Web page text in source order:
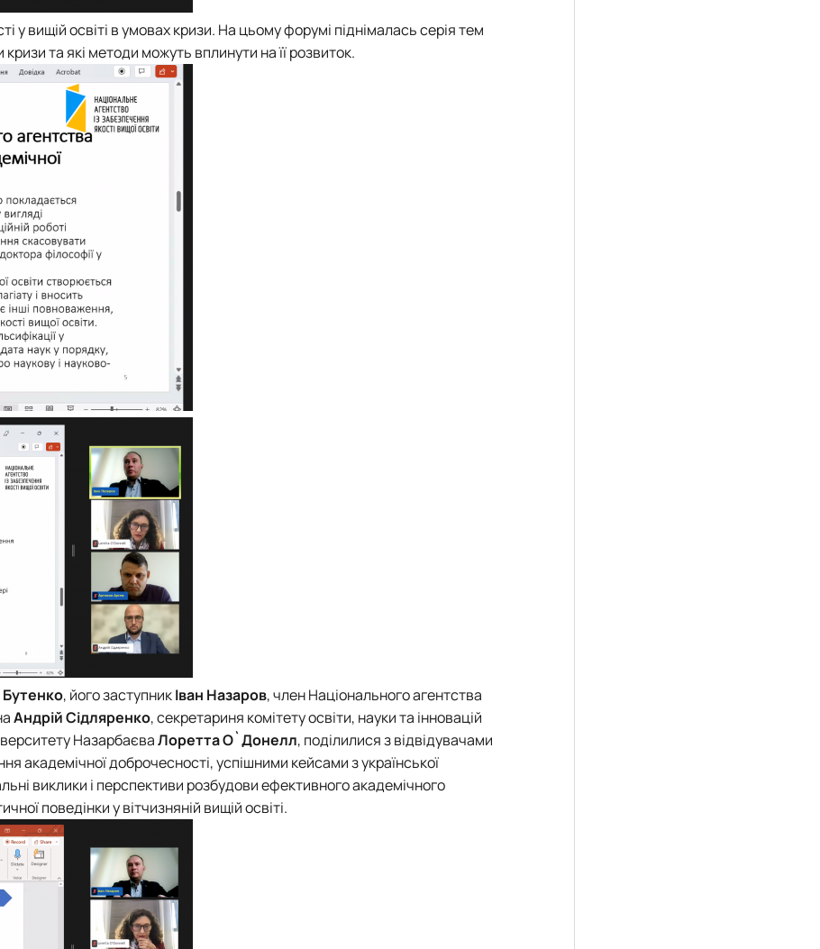
у вищій освіті в умовах кризи. На цьому форумі піднімалась серія тем
та які методи можуть вплинути на її розвиток.
Бутенко, його заступникІван Назаров, член Національного агентства
Андрій Сідляренко, секретариня комітету освіти, науки та інновацій
НазарбаєваЛоретта О`Донелл, поділилися з відвідувачами
академічної доброчесності, успішними кейсами з української
виклики і перспективи розбудови ефективного академічного
поведінки у вітчизняній вищій освіті.